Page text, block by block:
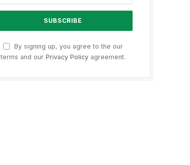
By signing up, you agree to the our
terms and our Privacy Policy agreement.